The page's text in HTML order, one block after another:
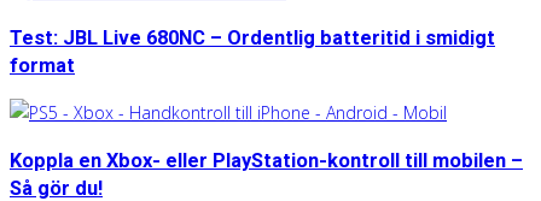
Test: JBL Live 680NC – Ordentlig batteritid i smidigt
format
Koppla en Xbox- eller PlayStation-kontroll till mobilen –
Så gör du!